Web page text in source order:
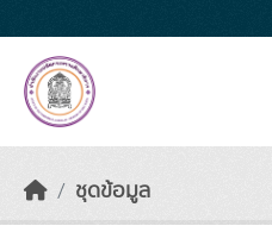
ชุดข้อมูล